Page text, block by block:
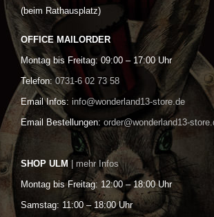
(beim Rathausplatz)
OFFICE MAILORDER
Montag bis Freitag: 09:00 – 17:00 Uhr
Telefon: 0731-6 02 73 58
Email Infos: info@wonderland13-store.de
Email Bestellungen: order@wonderland13-
SHOP ULM | mehr Infos
Montag bis Freitag: 12:00 – 18:00 Uhr
Samstag: 11:00 – 18:00 Uhr